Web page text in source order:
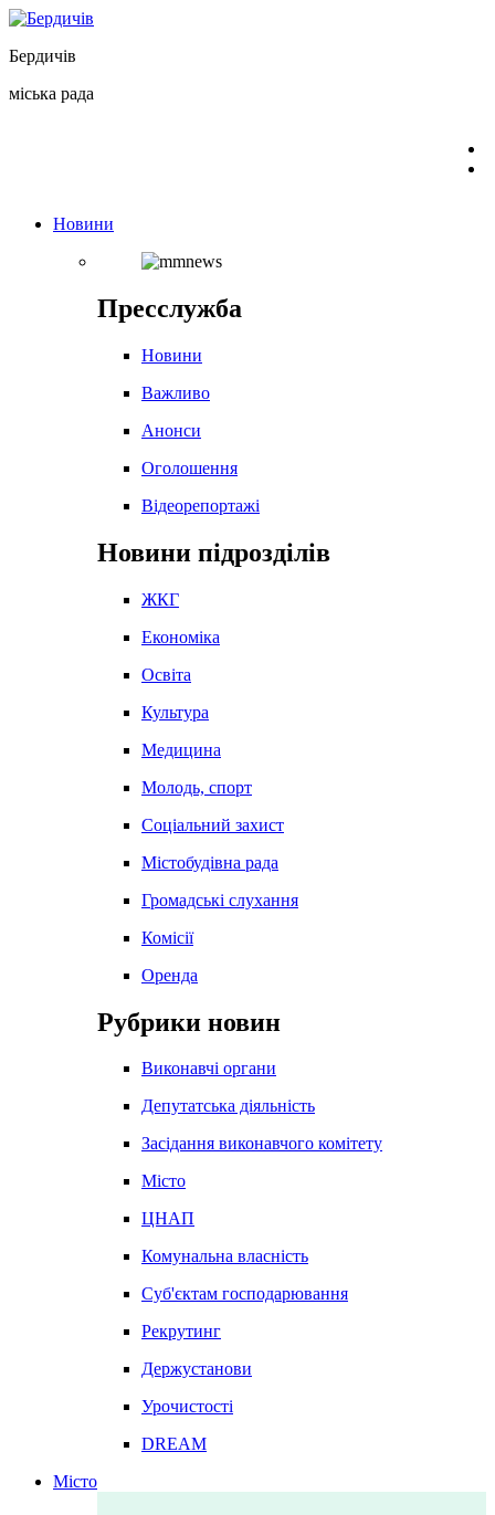
Перейти
вмісту
Бердичів
міська рада
Новини
Пресслужба
Новини
Важливо
Анонси
Оголошення
Відеорепортажі
Новини підрозділів
ЖКГ
Економіка
Освіта
Культура
Медицина
Молодь, спорт
Соціальний захист
Містобудівна рада
Громадські слухання
Комісії
Оренда
Рубрики новин
Виконавчі органи
Депутатська діяльність
Засідання виконавчого комітету
Місто
ЦНАП
Комунальна власність
Суб'єктам господарювання
Рекрутинг
Держустанови
Урочистості
DREAM
Місто